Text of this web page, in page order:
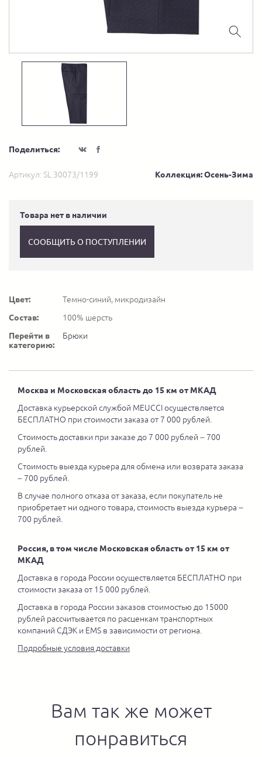
Поделиться:
Артикул: SL 30073/1199 Коллекция: Осень-Зима
Товара нет в наличии
СООБЩИТЬ О ПОСТУПЛЕНИИ
Цвет:
Темно-синий, микродизайн
Состав:
100% шерсть
Перейти в
категорию:
Брюки
Москва и Московская область до 15 км от МКАД
Доставка курьерской службой MEUCCI осуществляется
БЕСПЛАТНО при стоимости заказа от 7 000 рублей.
Стоимость доставки при заказе до 7 000 рублей – 700
рублей.
Стоимость выезда курьера для обмена или возврата заказа
– 700 рублей.
В случае полного отказа от заказа, если покупатель не
приобретает ни одного товара, стоимость выезда курьера –
700 рублей.
Россия, в том числе Московская область от 15 км от
МКАД
Доставка в города России осуществляется БЕСПЛАТНО при
стоимости заказа от 15 000 рублей.
Доставка в города России заказов стоимостью до 15000
рублей рассчитывается по расценкам транспортных
компаний СДЭК и EMS в зависимости от региона.
Подробные условия доставки
Вам так же может
понравиться